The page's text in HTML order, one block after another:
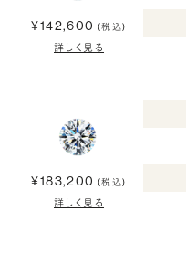
¥142,600 (税込)
詳しく見る
¥183,200 (税込)
詳しく見る